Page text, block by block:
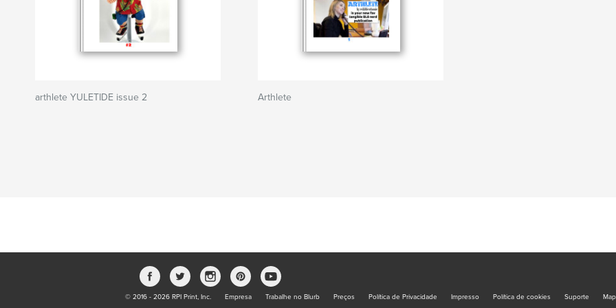
arthlete YULETIDE issue 2 Arthlete
© 2016 - 2026 RPI Print, Inc. Empresa Trabalhe no Blurb Preços Política de Privacidade Impresso Política de cookies Suporte